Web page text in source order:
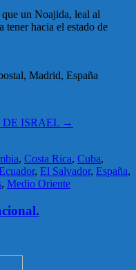
un Noajida, leal al
tener hacia el estado de
Madrid, España
DE ISRAEL →
, Costa Rica, Cuba,
, El Salvador, España,
, Medio Oriente